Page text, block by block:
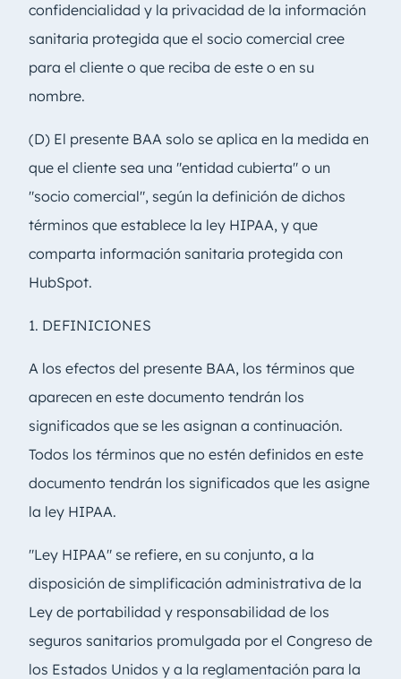
confidencialidad y la privacidad de la información
sanitaria protegida que el socio comercial cree
para el cliente o que reciba de este o en su
nombre.
(D) El presente BAA solo se aplica en la medida en
que el cliente sea una "entidad cubierta" o un
"socio comercial", según la definición de dichos
términos que establece la ley HIPAA, y que
comparta información sanitaria protegida con
HubSpot.
1. DEFINICIONES
A los efectos del presente BAA, los términos que
aparecen en este documento tendrán los
significados que se les asignan a continuación.
Todos los términos que no estén definidos en este
documento tendrán los significados que les asigne
la ley HIPAA.
"Ley HIPAA" se refiere, en su conjunto, a la
disposición de simplificación administrativa de la
Ley de portabilidad y responsabilidad de los
seguros sanitarios promulgada por el Congreso de
los Estados Unidos y a la reglamentación para la